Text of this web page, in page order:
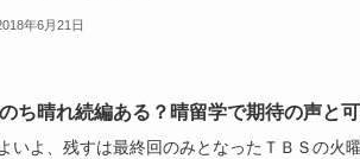
年6月21日
ち晴れ続編ある？晴留学で期待の声と
いよ、残すは最終回のみとなったＴＢＳの火